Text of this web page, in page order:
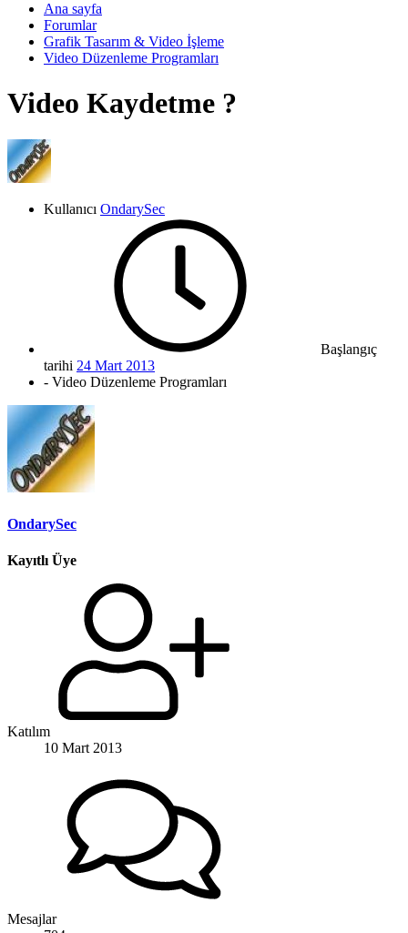
Ana sayfa
Forumlar
Grafik Tasarım & Video İşleme
Video Düzenleme Programları
Video Kaydetme ?
Kullanıcı OndarySec
Başlangıç
tarihi 24 Mart 2013
- Video Düzenleme Programları
OndarySec
Kayıtlı Üye
Katılım
10 Mart 2013
Mesajlar